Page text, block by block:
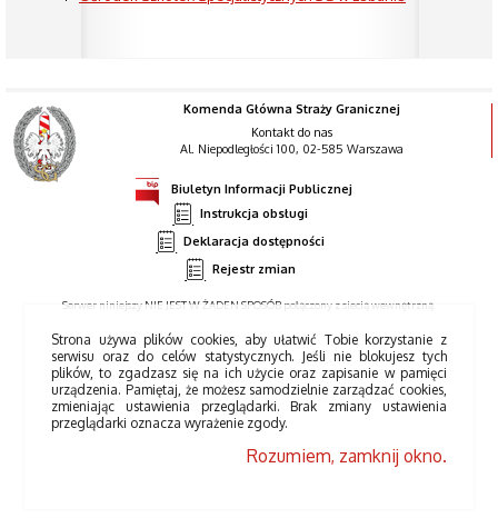
Komenda Główna Straży Granicznej
Kontakt do nas
Al. Niepodległości 100, 02-585 Warszawa
Biuletyn Informacji Publicznej
Instrukcja obsługi
Deklaracja dostępności
Rejestr zmian
Serwer niniejszy NIE JEST W ŻADEN SPOSÓB połączony z siecią wewnętrzną.
Strona używa plików cookies, aby ułatwić Tobie korzystanie z
serwisu oraz do celów statystycznych. Jeśli nie blokujesz tych
plików, to zgadzasz się na ich użycie oraz zapisanie w pamięci
urządzenia. Pamiętaj, że możesz samodzielnie zarządzać cookies,
zmieniając ustawienia przeglądarki. Brak zmiany ustawienia
przeglądarki oznacza wyrażenie zgody.
Rozumiem, zamknij okno.